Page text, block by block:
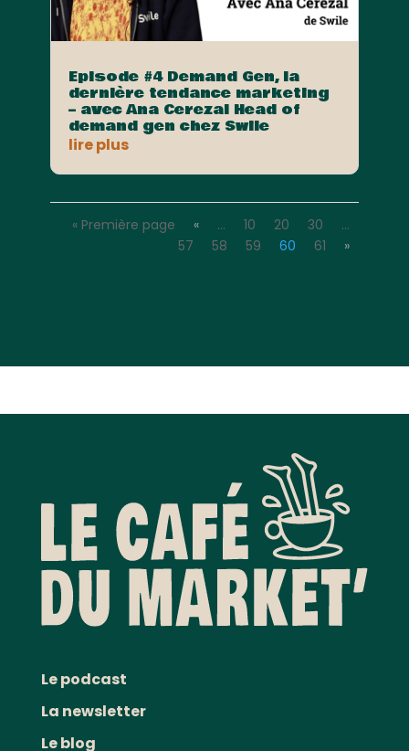
Episode #4 Demand Gen, la
dernière tendance marketing
– avec Ana Cerezal Head of
demand gen chez Swile
lire plus
« Première page « … 10 20 30
…
57
58 59 60 61 »
Le podcast
La newsletter
Le blog